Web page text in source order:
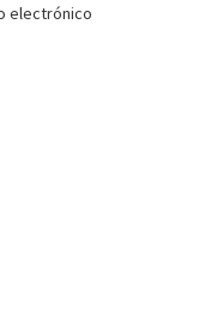
electrónico